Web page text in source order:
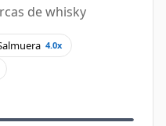
de whisky
4.0x